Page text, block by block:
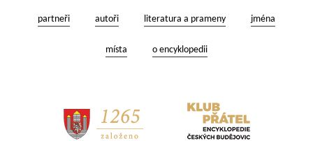
partneři autoři literatura a prameny jména
místa o encyklopedii